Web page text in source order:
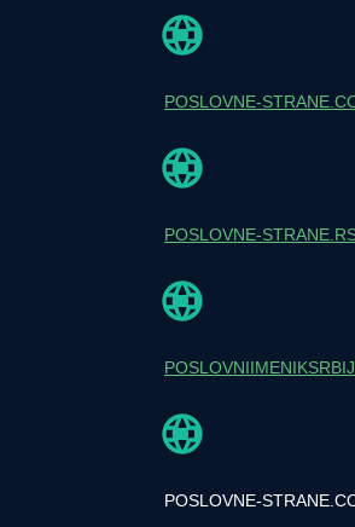
POSLOVNE-
POSLOVNE-
POSLOVNE-